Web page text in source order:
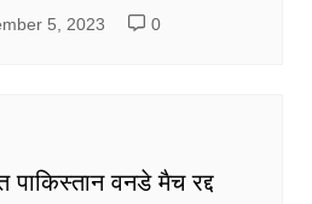
5, 2023 0
पाकिस्तान वनडे मैच रद्द